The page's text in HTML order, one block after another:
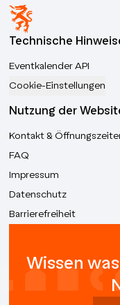
Technische
Eventkalender API
Cookie-Einstellungen
Nutzung der
Kontakt &
FAQ
Impressum
Datenschutz
Barrierefreiheit
Wissen